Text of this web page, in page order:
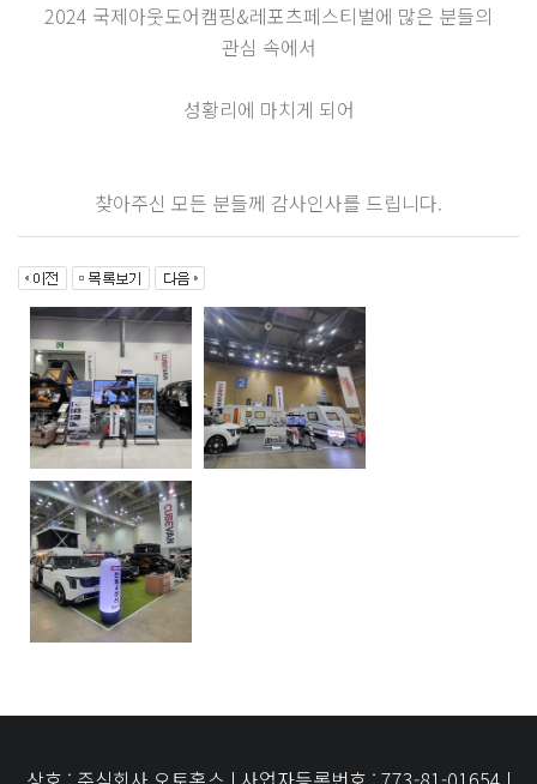
2024 국제아웃도어캠핑&레포츠페스티벌에 많은 분들의
관심 속에서
성황리에 마치게 되어
찾아주신 모든 분들께 감사인사를 드립니다.